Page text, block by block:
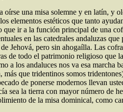
oírse una misa solemne y en latín, y
elementos estéticos que tanto
que ir a la función principal de una
en las catedrales andaluzas que
Jehová, pero sin ahogaílla. Las
de todo el patrimonio religioso que
a los andaluces nos va esa marcha
más que tridentinos somos
de ponerse modernos llevan
sea la tierra con mayor número de
de la misa dominical, como